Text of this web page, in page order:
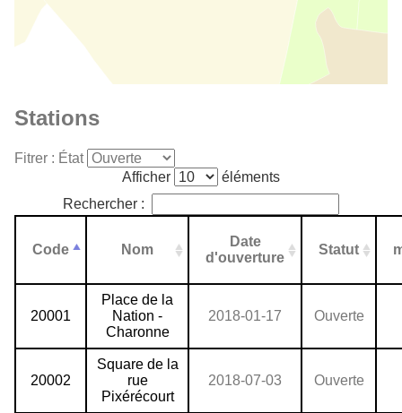
Stations
Fitrer : État
Afficher
éléments
Rechercher :
Code Nom
Date
d'ouverture
Statut
20001
Place de la
Nation -
Charonne
2018-01-17 Ouverte
20002
Square de la
rue
Pixérécourt
2018-07-03 Ouverte